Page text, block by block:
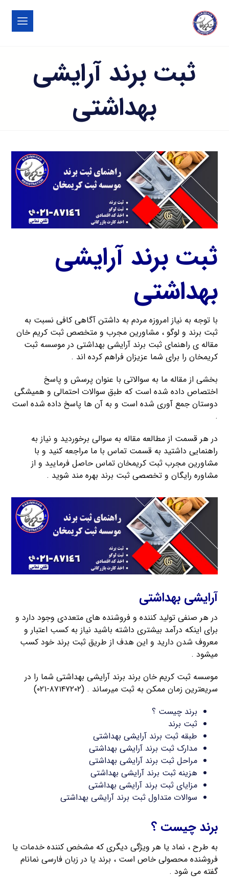
ثبت برند آرایشی
بهداشتی
ثبت برند آرایشی
بهداشتی
با توجه به نیاز امروزه مردم به داشتن آگاهی کافی نسبت به
ثبت برند و لوگو ، مشاورین مجرب و متخصص ثبت کریم خان
مقاله ی راهنمای ثبت برند آرایشی بهداشتی در موسسه ثبت
کریمخان را برای شما عزیزان فراهم کرده اند .
بخشی از مقاله ما به سوالاتی با عنوان پرسش و پاسخ
اختصاص داده شده است که طبق سوالات احتمالی و همیشگی
دوستان جمع آوری شده است و به آن ها پاسخ داده شده است
.
در هر قسمت از مطالعه مقاله به سوالی برخوردید و نیاز به
راهنمایی داشتید به قسمت تماس با ما مراجعه کنید و با
مشاورین مجرب ثبت کریمخان تماس حاصل فرمایید و از
مشاوره رایگان و تخصصی ثبت برند بهره مند شوید .
آرایشی بهداشتی
در هر صنفی تولید کننده و فروشنده های متعددی وجود دارد و
برای اینکه درآمد بیشتری داشته باشید نیاز به کسب اعتبار و
معروف شدن دارید و این هدف از طریق ثبت برند خود کسب
میشود .
موسسه ثبت کریم خان برند برند آرایشی بهداشتی شما را در
سریعترین زمان ممکن به ثبت میرساند . (۸۷۱۴۷۲۰۲-۰۲۱)
برند چیست ؟
ثبت برند
طبقه ثبت برند آرایشی بهداشتی
مدارک ثبت برند آرایشی بهداشتی
مراحل ثبت برند آرایشی بهداشتی
هزینه ثبت برند آرایشی بهداشتی
مزایای ثبت برند آرایشی بهداشتی
سوالات متداول ثبت برند آرایشی بهداشتی
برند چیست ؟
به طرح ، نماد یا هر ویژگی دیگری که مشخص کننده خدمات یا
فروشنده محصولی خاص است ، برند یا در زبان فارسی نمانام
گفته می شود .